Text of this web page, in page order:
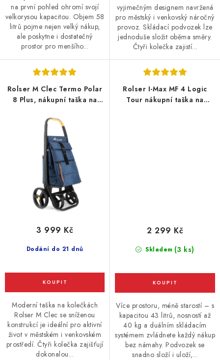
na první pohled ohromí svojí
velkorysou kapacitou. Objem 58
litrů pojme nejen velký nákup,
ale poskytne i dostatečný
prostor pro menšího...
vyjimečným designem navržená
pro městský i venkovský náročný
provoz. Skládací podvozek lze
jednoduše složit oběma směry.
Čtyři kolečka zajistí...
Rolser M Clec Termo Polar
8 Plus, nákupní taška na
Dodání do 21 dnů
3 999 Kč
Moderní taška na kolečkách
Rolser M Clec se sníženou
konstrukcí je ideální pro aktivní
život v městském i venkovském
prostředí. Čtyři kolečka zajišťují
dokonalou...
Rolser I-Max MF 4 Logic
Tour nákupní taška na
Skladem (3 ks)
2 299 Kč
Více prostoru, méně starostí – s
kapacitou 43 litrů, nosností až
40 kg a duálním skládacím
systémem zvládnete každý nákup
bez námahy. Podvozek se
snadno složí i uloží,...